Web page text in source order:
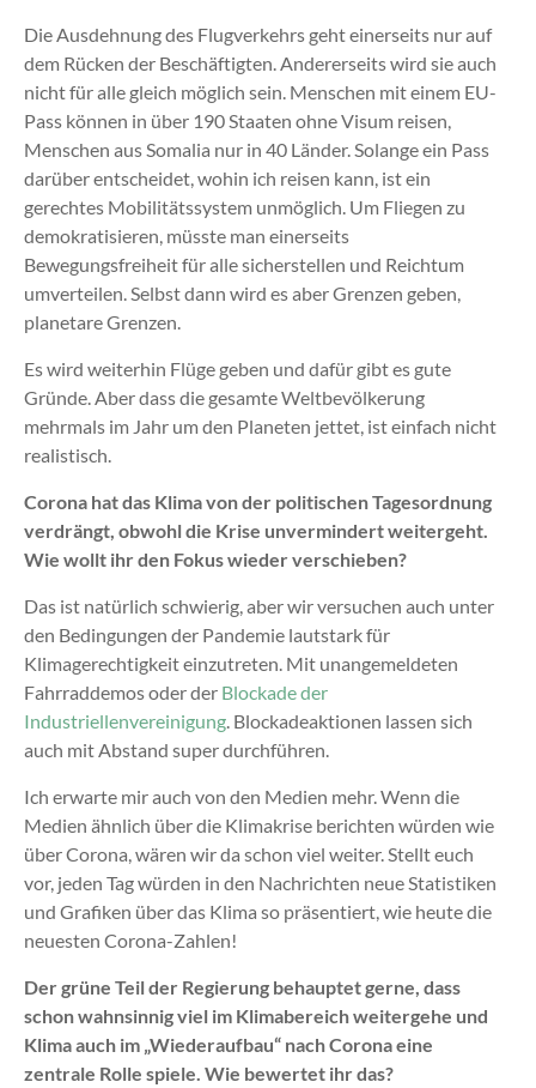
Die Ausdehnung des Flugverkehrs geht einerseits nur auf
dem Rücken der Beschäftigten. Andererseits wird sie auch
nicht für alle gleich möglich sein. Menschen mit einem EU-
Pass können in über 190 Staaten ohne Visum reisen,
Menschen aus Somalia nur in 40 Länder. Solange ein Pass
darüber entscheidet, wohin ich reisen kann, ist ein
gerechtes Mobilitätssystem unmöglich. Um Fliegen zu
demokratisieren, müsste man einerseits
Bewegungsfreiheit für alle sicherstellen und Reichtum
umverteilen. Selbst dann wird es aber Grenzen geben,
planetare Grenzen.
Es wird weiterhin Flüge geben und dafür gibt es gute
Gründe. Aber dass die gesamte Weltbevölkerung
mehrmals im Jahr um den Planeten jettet, ist einfach nicht
realistisch.
Corona hat das Klima von der politischen Tagesordnung
verdrängt, obwohl die Krise unvermindert weitergeht.
Wie wollt ihr den Fokus wieder verschieben?
Das ist natürlich schwierig, aber wir versuchen auch unter
den Bedingungen der Pandemie lautstark für
Klimagerechtigkeit einzutreten. Mit unangemeldeten
Fahrraddemos oder der Blockade der
Industriellenvereinigung. Blockadeaktionen lassen sich
auch mit Abstand super durchführen.
Ich erwarte mir auch von den Medien mehr. Wenn die
Medien ähnlich über die Klimakrise berichten würden wie
über Corona, wären wir da schon viel weiter. Stellt euch
vor, jeden Tag würden in den Nachrichten neue Statistiken
und Grafiken über das Klima so präsentiert, wie heute die
neuesten Corona-Zahlen!
Der grüne Teil der Regierung behauptet gerne, dass
schon wahnsinnig viel im Klimabereich weitergehe und
Klima auch im „Wiederaufbau“ nach Corona eine
zentrale Rolle spiele. Wie bewertet ihr das?